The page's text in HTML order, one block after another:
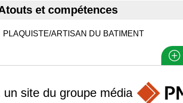
et compétences
PLAQUISTE/ARTISAN DU BATIMENT
un site du groupe média